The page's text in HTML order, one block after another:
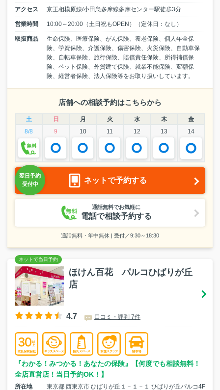
アクセス 京王相模原線/小田急多摩線多摩センター駅徒歩3分
営業時間 10:00～20:00（土日祝もOPEN）（定休日：なし）
取扱商品
生命保険、医療保険、がん保険、養老保険、個人年金保
険、学資保険、介護保険、傷害保険、火災保険、自動車保
険、自転車保険、旅行保険、賠償責任保険、所得補償保
険、ペット保険、外貨建て保険、就業不能保険、変額保
険、経営者保険、法人保険等をお取り扱いしています。
店舗への相談予約はこちらから
土 日 月 火 水 木
金
8/8
9 10 11 12 13 14
ネットで予約する
通話無料でお気軽に
電話で相談予約する
通話無料・年中無休 | 受付／9:30～18:30
ほけん百花 パルコひばりが丘
店
4.7 口コミ・評判 7件
『わかる！みつかる！あなたの保険』【何度でも相談無料！
全店直営店！当日予約OK！】
所在地 東京都 西東京市 ひばりが丘１－１－１ ひばりが丘パルコ4F